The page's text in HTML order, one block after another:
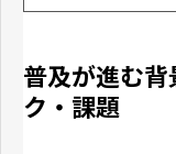
普及が進む
ク・課題